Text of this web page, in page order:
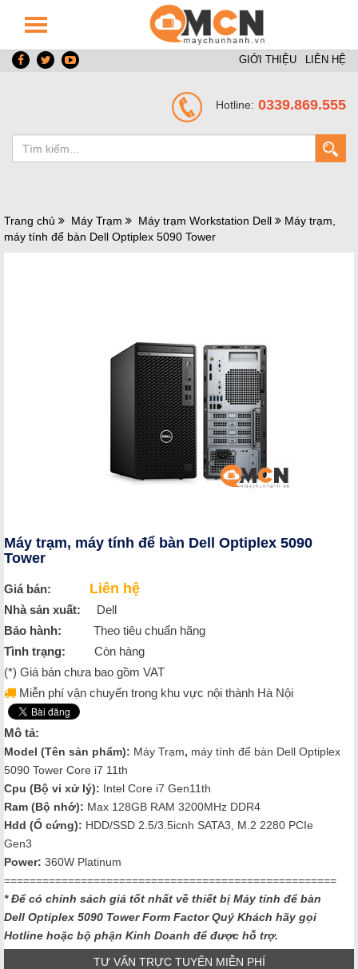
GIỚI THIỆU LIÊN HỆ
Hotline: 0339.869.555
Trang chủ Máy Trạm Máy trạm Workstation Dell
Máy trạm,
máy tính để bàn Dell Optiplex 5090 Tower
Máy trạm, máy tính để bàn Dell Optiplex 5090
Tower
Giá bán: Liên hệ
Nhà sản xuất: Dell
Bảo hành: Theo tiêu chuẩn hãng
Tình trạng: Còn hàng
(*) Giá bán chưa bao gồm VAT
Miễn phí vận chuyển trong khu vực nội thành Hà Nội
Mô tả:
Model (Tên sản phẩm): Máy Trạm, máy tính để bàn Dell Optiplex
5090 Tower Core i7 11th
Cpu (Bộ vi xử lý): Intel Core i7 Gen11th
Ram (Bộ nhớ): Max 128GB RAM 3200MHz DDR4
Hdd (Ổ cứng): HDD/SSD 2.5/3.5icnh SATA3, M.2 2280 PCIe
Gen3
Power: 360W Platinum
====================================================
* Để có chính sách giá tốt nhất về thiết bị Máy tính để bàn
Dell Optiplex 5090 Tower Form FactorQuý Khách hãy gọi
Hotline hoặc bộ phận Kinh Doanh để được hỗ trợ.
TƯ VẤN TRỰC TUYẾN MIỄN PHÍ